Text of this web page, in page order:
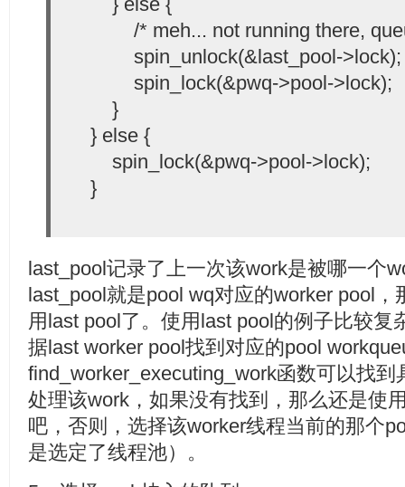
/* meh... not running there,
spin_unlock(&last_pool->lock);
spin_lock(&pwq->pool->lock);
}
} else {
spin_lock(&pwq->pool->lock);
}
last_pool记录了上一次该work是被哪一个
last_pool就是pool wq对应的worker pool
用last pool了。使用last pool的例子比较复
据last worker pool找到对应的pool
find_worker_executing_work函数可以找
处理该work，如果没有找到，那么还是使
吧，否则，选择该worker线程当前的那个
是选定了线程池）。